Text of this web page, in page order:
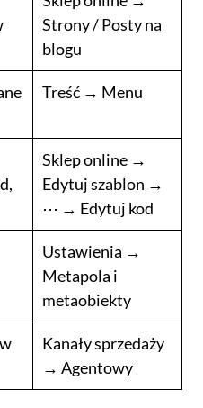
Strony / Posty na
blogu
Treść → Menu
Sklep online →
Edytuj szablon →
⋯ → Edytuj kod
Ustawienia →
Metapola i
metaobiekty
Kanały sprzedaży
→ Agentowy